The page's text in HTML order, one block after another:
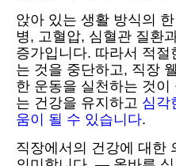
앉아 있는 생활 방식의
병, 고혈압, 심혈관 질환
증가입니다. 따라서 적
는 것을 중단하고, 직장
한 운동을 실천하는 것이
는 건강을 유지하고 심각
움이 될 수 있습니다.
직장에서의 건강에 대한